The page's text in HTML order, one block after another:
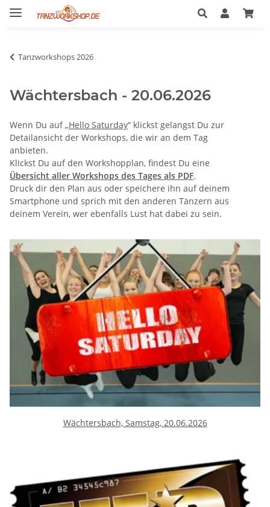
Tanzworkshops 2026
Wächtersbach - 20.06.2026
Wenn Du auf „Hello Saturday“ klickst gelangst Du zur
Detailansicht der Workshops, die wir an dem Tag
anbieten.
Klickst Du auf den Workshopplan, findest Du eine
Übersicht aller Workshops des Tages als PDF.
Druck dir den Plan aus oder speichere ihn auf deinem
Smartphone und sprich mit den anderen Tänzern aus
deinem Verein, wer ebenfalls Lust hat dabei zu sein.
Wächtersbach, Samstag, 20.06.2026